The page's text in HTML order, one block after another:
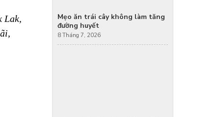
Lak,
Mẹo ăn trái cây không làm tăng
đường huyết
8 Tháng 7, 2026